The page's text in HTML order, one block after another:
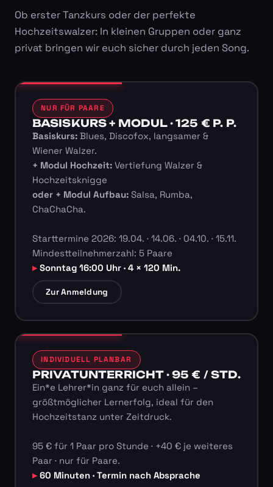
Ob erster Tanzkurs oder der perfekte
Hochzeitswalzer: In kleinen Gruppen oder ganz
privat bringen wir euch sicher durch jeden Song.
NUR FÜR PAARE
BASISKURS + MODUL · 125 € P. P.
Basiskurs:Blues, Discofox, langsamer &
Wiener Walzer.
+ Modul Hochzeit:Vertiefung Walzer &
Hochzeitsknigge
oder + Modul Aufbau:Salsa, Rumba,
ChaChaCha.
Starttermine 2026: 19.04. · 14.06. · 04.10. · 15.11.
Mindestteilnehmerzahl: 5 Paare
Sonntag 16:00 Uhr · 4 × 120 Min.
Zur Anmeldung
INDIVIDUELL PLANBAR
PRIVATUNTERRICHT · 95 € / STD.
Ein*e Lehrer*in ganz für euch allein –
größtmöglicher Lernerfolg, ideal für den
Hochzeitstanz unter Zeitdruck.
95 € für 1 Paar pro Stunde · +40 € je weiteres
Paar · nur für Paare.
60 Minuten · Termin nach Absprache